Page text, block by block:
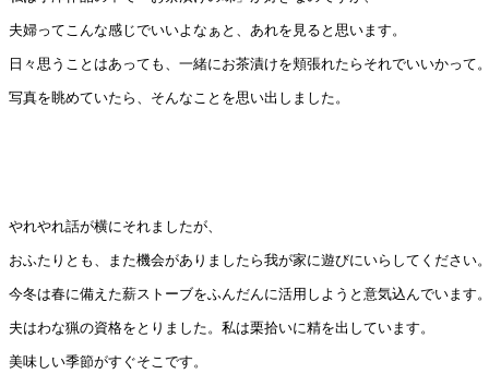
夫婦ってこんな感じでいいよなぁと、あれを見ると思います。
日々思うことはあっても、一緒にお茶漬けを頬張れたらそれでいいかって
写真を眺めていたら、そんなことを思い出しました。
やれやれ話が横にそれましたが、
おふたりとも、また機会がありましたら我が家に遊びにいらしてください
今冬は春に備えた薪ストーブをふんだんに活用しようと意気込んでいます
夫はわな猟の資格をとりました。私は栗拾いに精を出しています。
美味しい季節がすぐそこです。